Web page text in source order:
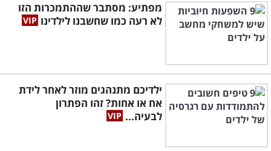
מפתיע: מסתבר שההתמכרות הזו
לא רעה כמו שחשבנו לילדינו
ילדיכם מתנהגים מוזר לאחר לידת
אח או אחות? זהו הפתרון
לבעיה...